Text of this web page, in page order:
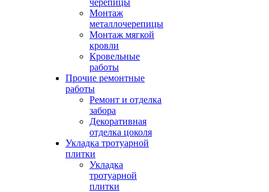
черепицы
Монтаж
металлочерепицы
Монтаж мягкой
кровли
Кровельные
работы
Прочие ремонтные
работы
Ремонт и отделка
забора
Декоративная
отделка цоколя
Укладка тротуарной
плитки
Укладка
тротуарной
плитки